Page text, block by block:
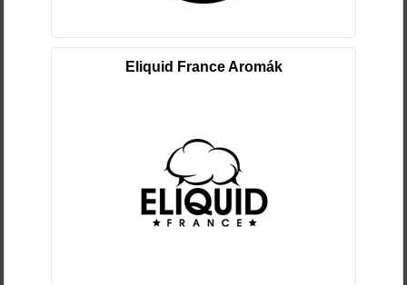
Eliquid France Aromák